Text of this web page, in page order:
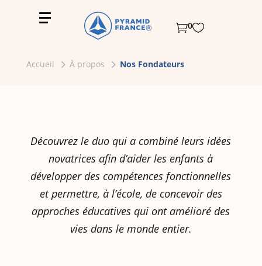
0
Accueil À propos Nos Fondateurs
Découvrez le duo qui a combiné leurs idées
novatrices afin d’aider les enfants à
développer des compétences fonctionnelles
et permettre, à l’école, de concevoir des
approches éducatives qui ont amélioré des
vies dans le monde entier.